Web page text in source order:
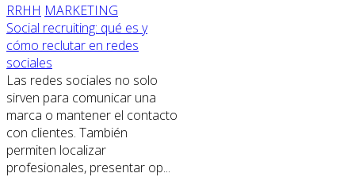
RRHH MARKETING
Social recruiting: qué es y
cómo reclutar en redes
sociales
Las redes sociales no solo
sirven para comunicar una
marca o mantener el contacto
con clientes. También
permiten localizar
profesionales, presentar op...